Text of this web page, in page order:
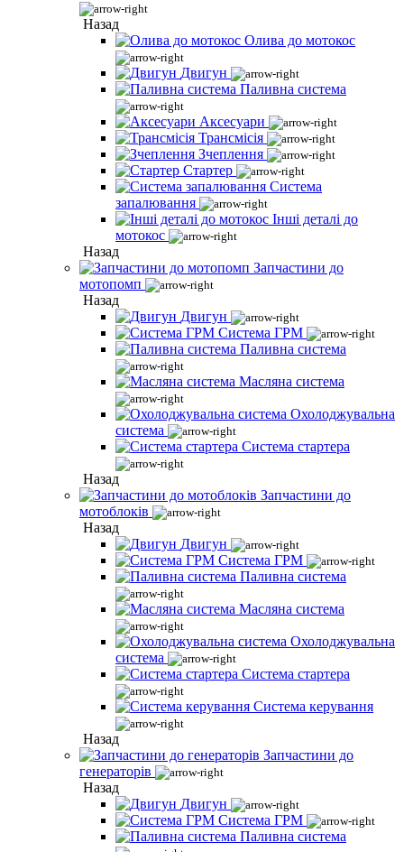
Назад
Олива до мотокос
Двигун
Паливна система
Аксесуари
Трансмісія
Зчеплення
Стартер
Система
запалювання
Інші деталі до
мотокос
Назад
Запчастини до
мотопомп
Назад
Двигун
Система ГРМ
Паливна система
Масляна система
Охолоджувальна
система
Система стартера
Назад
Запчастини до
мотоблоків
Назад
Двигун
Система ГРМ
Паливна система
Масляна система
Охолоджувальна
система
Система стартера
Система керування
Назад
Запчастини до
генераторів
Назад
Двигун
Система ГРМ
Паливна система